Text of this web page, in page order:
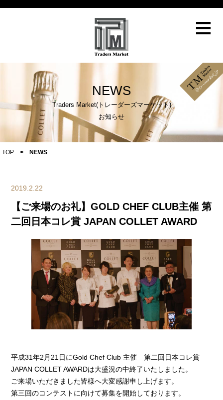
≡
NEWS
Traders Market(トレーダーズマーケット)
お知らせ
TOP > NEWS
2019.2.22
【ご来場のお礼】GOLD CHEF CLUB主催 第
二回日本コレ賞 JAPAN COLLET AWARD
平成31年2月21日にGold Chef Club 主催 第二回日本コレ賞
JAPAN COLLET AWARDは大盛況の中終了いたしました。
ご来場いただきました皆様へ大変感謝申し上げます。
第三回のコンテストに向けて募集を開始しております。